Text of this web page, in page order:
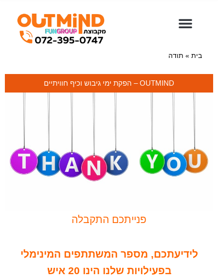
בית » תודה
OUTMIND – הפקת ימי גיבוש וכיף חוויתיים
פנייתכם התקבלה
לידיעתכם, מספר המשתתפים המינימלי
בפעילויות שלנו הינו 20 איש